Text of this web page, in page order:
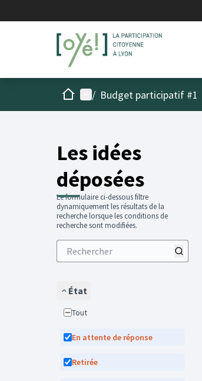
AccueilMenu principal
/ Budget participatif #1
Les idées
déposées
Le formulaire ci-dessous filtre
dynamiquement les résultats de la
recherche lorsque les conditions de
recherche sont modifiées.
État
Tout
En attente de réponse
Retirée